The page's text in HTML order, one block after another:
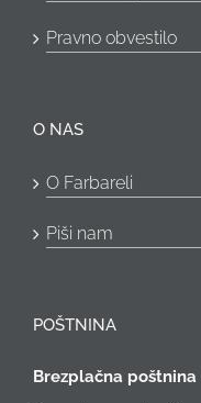
Pravno obvestilo
O NAS
O Farbareli
Piši nam
POŠTNINA
Brezplačna poštnina